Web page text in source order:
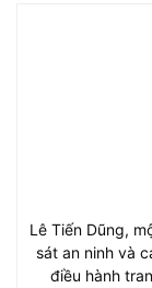
Lê Tiến Dũng,
sát an ninh và
điều hành